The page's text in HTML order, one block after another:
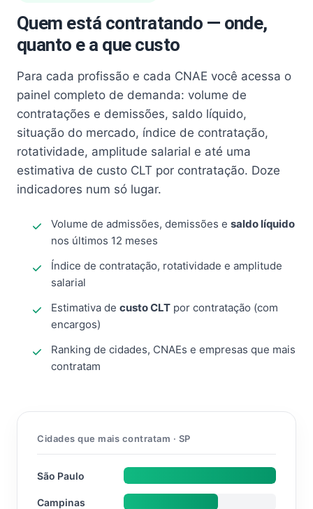
Quem está contratando — onde,
quanto e a que custo
Para cada profissão e cada CNAE você acessa o
painel completo de demanda: volume de
contratações e demissões, saldo líquido,
situação do mercado, índice de contratação,
rotatividade, amplitude salarial e até uma
estimativa de custo CLT por contratação. Doze
indicadores num só lugar.
Volume de admissões, demissões e saldo líquido
nos últimos 12 meses
Índice de contratação, rotatividade e amplitude
salarial
Estimativa de custo CLT por contratação (com
encargos)
Ranking de cidades, CNAEs e empresas que mais
contratam
Cidades que mais contratam · SP
São Paulo
Campinas